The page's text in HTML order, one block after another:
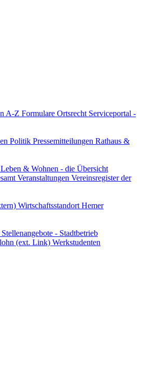
A-Z Formulare Ortsrecht Serviceportal -
Politik Pressemitteilungen Rathaus &
Leben & Wohnen - die Übersicht
Veranstaltungen Vereinsregister der
Wirtschaftsstandort Hemer
Stellenangebote - Stadtbetrieb
(ext. Link) Werkstudenten